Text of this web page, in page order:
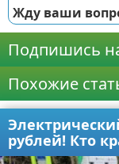
Жду ваши
Подпишись
Похожие
рублей! Кто